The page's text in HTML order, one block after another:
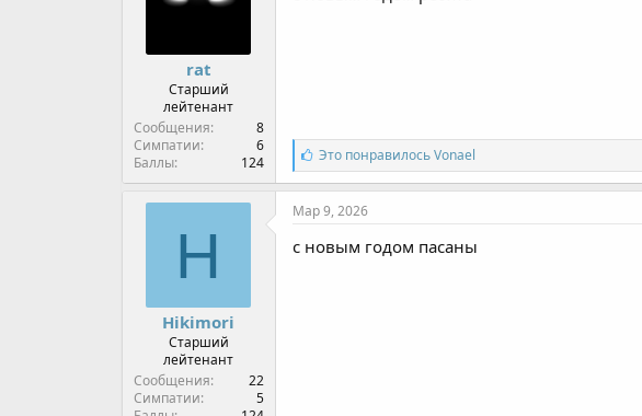
rat
Старший
лейтенант
Сообщения
8
Симпатии
6
Баллы
124
С
и
м
п
т
и
Это понравилосьVonael
H
Hikimori
Старший
лейтенант
Сообщения
22
Симпатии
5
Мар 9, 2026
с новым годом пасаны